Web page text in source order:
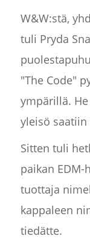
W&W:stä,
tuli Pryda
"The Code"
ympärillä.
yleisö
Sitten tuli
paikan
tuottaja
kappaleen
tiedätte.